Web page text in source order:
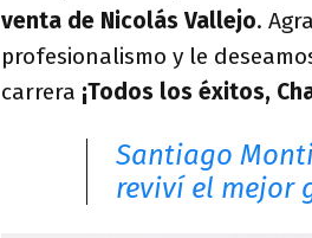
venta de Nicolás Vallejo.
profesionalismo y le
carrera ¡Todos los éxitos,
Santiago
reviví el mejor